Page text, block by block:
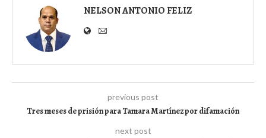
NELSON ANTONIO FELIZ
previous post
Tres meses de prisión para Tamara Martínez por difamación
next post